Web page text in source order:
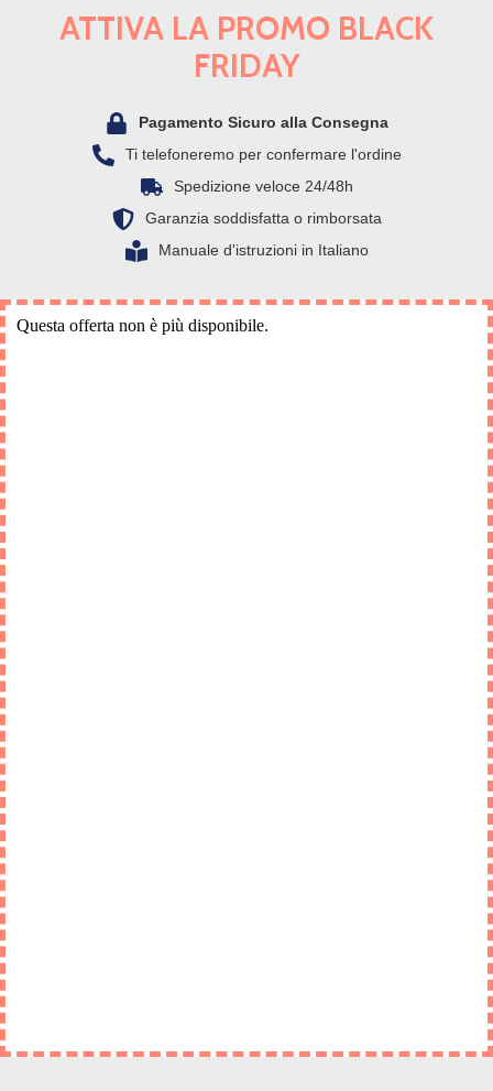
ATTIVA LA PROMO BLACK
FRIDAY
Pagamento Sicuro alla Consegna
Ti telefoneremo per confermare l'ordine
Spedizione veloce 24/48h
Garanzia soddisfatta o rimborsata
Manuale d'istruzioni in Italiano